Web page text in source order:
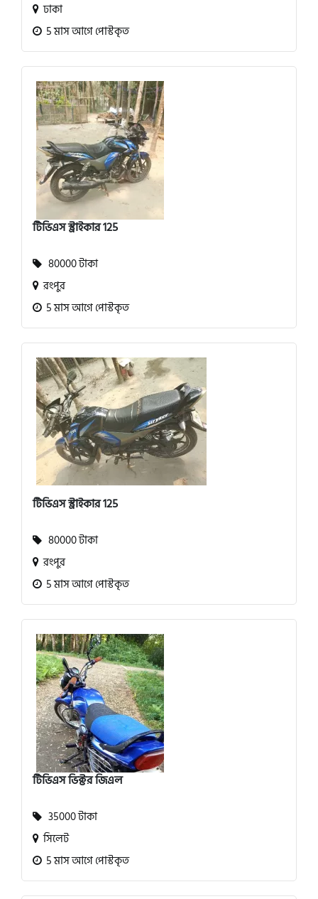
ঢাকা
5 মাস আগে পোস্টকৃত
টিভিএস স্ট্রাইকার 125
80000 টাকা
রংপুর
5 মাস আগে পোস্টকৃত
টিভিএস স্ট্রাইকার 125
80000 টাকা
রংপুর
5 মাস আগে পোস্টকৃত
টিভিএস ভিক্টর জিএল
35000 টাকা
সিলেট
5 মাস আগে পোস্টকৃত